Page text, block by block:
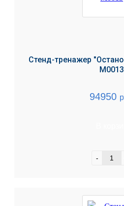
Стенд-тренажер
М0013
94950
-